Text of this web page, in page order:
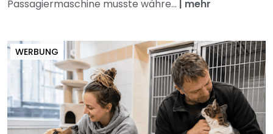
Passagiermaschine musste währe... mehr
WERBUNG